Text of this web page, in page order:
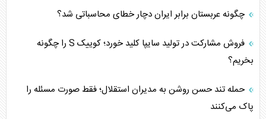
چگونه عربستان برابر ایران دچار خطای محاسباتی شد؟
فروش مشارکت در تولید سایپا کلید خورد؛ کوییک S را چگونه
بخریم؟
حمله تند حسن روشن به مدیران استقلال؛ فقط صورت مسئله را
پاک می‌کنند